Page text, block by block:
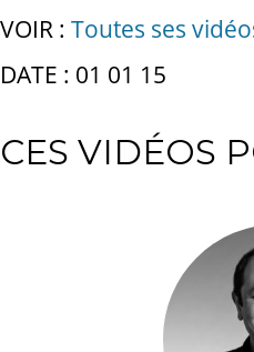
VOIR : Toutes ses
DATE : 01 01 15
CES VIDÉOS